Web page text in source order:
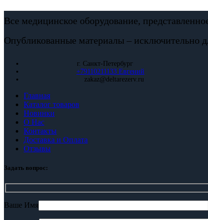
Все медицинское оборудование,
Опубликованные материалы – исключительно
г. Санкт-Петербург
+79110211133 Евгений
zakaz@deltarezerv.ru
Главная
Каталог товаров
Новинки
О Нас
Контакты
Доставка и Оплата
Отзывы
Задать вопрос:
Ваше Имя